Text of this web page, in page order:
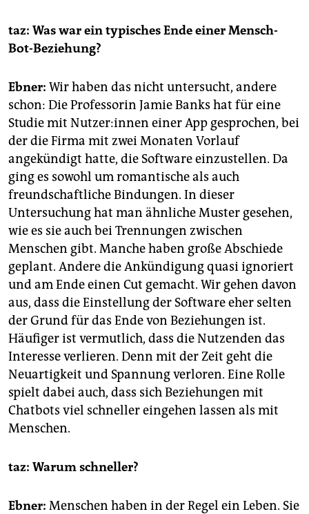
taz: Was war ein typisches Ende einer Mensch-
Bot-Beziehung?
Ebner: Wir haben das nicht untersucht, andere
schon: Die Professorin Jamie Banks hat für eine
Studie mit Nut­ze­r:in­nen einer App gesprochen, bei
der die Firma mit zwei Monaten Vorlauf
angekündigt hatte, die Software einzustellen. Da
ging es sowohl um romantische als auch
freundschaftliche Bindungen. In dieser
Untersuchung hat man ähnliche Muster gesehen,
wie es sie auch bei Trennungen zwischen
Menschen gibt. Manche haben große Abschiede
geplant. Andere die Ankündigung quasi ignoriert
und am Ende einen Cut gemacht. Wir gehen davon
aus, dass die Einstellung der Software eher selten
der Grund für das Ende von Beziehungen ist.
Häufiger ist vermutlich, dass die Nutzenden das
Interesse verlieren. Denn mit der Zeit geht die
Neuartigkeit und Spannung verloren. Eine Rolle
spielt dabei auch, dass sich Beziehungen mit
Chatbots viel schneller eingehen lassen als mit
Menschen.
taz: Warum schneller?
Ebner: Menschen haben in der Regel ein Leben. Sie